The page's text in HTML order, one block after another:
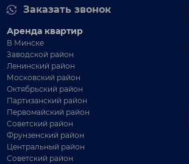
Заказать звонок
Аренда квартир
В Минске
Заводской район
Ленинский район
Московский район
Октябрьский район
Партизанский район
Первомайский район
Советский район
Фрунзенский район
Центральный район
Советский район